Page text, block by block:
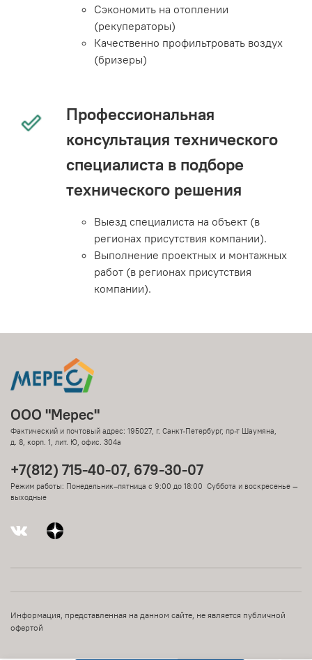
Сэкономить на отоплении
(рекуператоры)
Качественно профильтровать воздух
(бризеры)
Профессиональная
консультация технического
специалиста в подборе
технического решения
Выезд специалиста на объект (в
регионах присутствия компании).
Выполнение проектных и монтажных
работ (в регионах присутствия
компании).
ООО "Мерес"
Фактический и почтовый адрес: 195027, г. Санкт-Петербург, пр-т Шаумяна,
д. 8, корп. 1, лит. Ю, офис. 304а
+7(812) 715-40-07, 679-30-07
Режим работы: Понедельник–пятница с 9:00 до 18:00 Суббота и воскресенье —
выходные
Информация, представленная на данном сайте, не является публичной
офертой